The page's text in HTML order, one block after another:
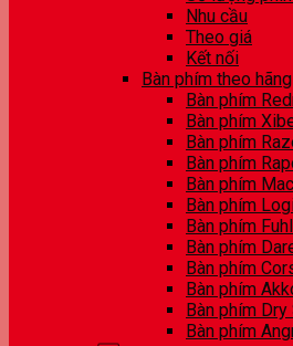
Nhu cầu
Theo giá
Kết nối
Bàn phím theo hãng
Bàn phím
Bàn phím
Bàn phím
Bàn phím
Bàn phím
Bàn phím
Bàn phím
Bàn phím
Bàn phím
Bàn phím
Bàn phím
Bàn phím